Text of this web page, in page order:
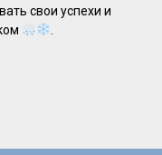
свои успехи и